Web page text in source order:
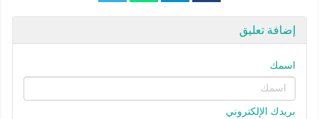
إضافة تعليق
اسمك
بريدك الإلكتروني